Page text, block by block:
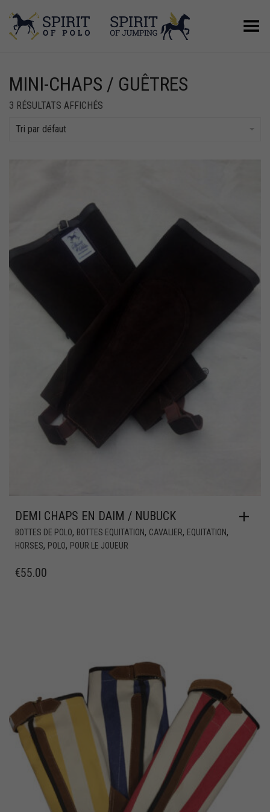
Basculer le menu
MINI-CHAPS / GUÊTRES
3 RÉSULTATS AFFICHÉS
Tri par défaut
DEMI CHAPS EN DAIM / NUBUCK
BOTTES DE POLO, BOTTES EQUITATION, CAVALIER, EQUITATION,
HORSES, POLO, POUR LE JOUEUR
€55.00